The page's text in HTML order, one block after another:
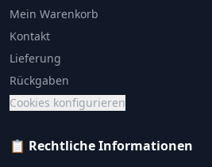
Mein Warenkorb
Kontakt
Lieferung
Rückgaben
Cookies konfigurieren
📋 Rechtliche Informationen